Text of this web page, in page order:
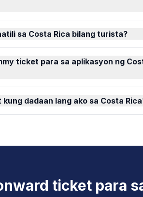
sa Costa Rica bilang turista?
ticket para sa aplikasyon ng
dadaan lang ako sa Costa
ticket para